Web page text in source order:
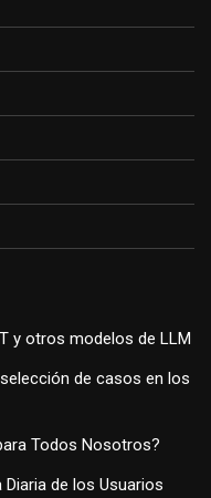
y otros modelos de LLM
de casos en los
Todos Nosotros?
de los Usuarios